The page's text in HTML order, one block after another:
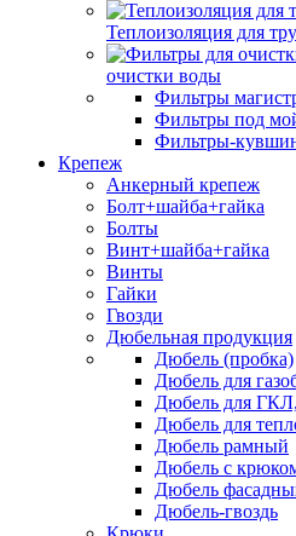
Теплоизоляция для
очистки воды
Фильтры
Фильтры под
Фильтры-
Крепеж
Анкерный крепеж
Болт+шайба+гайка
Болты
Винт+шайба+гайка
Винты
Гайки
Гвозди
Дюбельная продукция
Дюбель (пробка)
Дюбель для
Дюбель для
Дюбель для
Дюбель рамный
Дюбель с
Дюбель
Дюбель-гвоздь